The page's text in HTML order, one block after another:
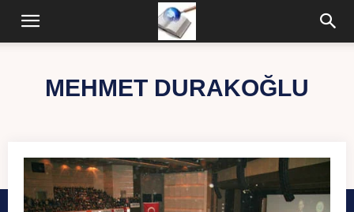
MEHMET DURAKOĞLU